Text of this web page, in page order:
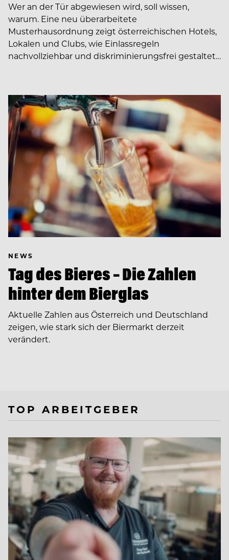
Wer an der Tür abgewiesen wird, soll wissen,
warum. Eine neu überarbeitete
Musterhausordnung zeigt österreichischen Hotels,
Lokalen und Clubs, wie Einlassregeln
nachvollziehbar und diskriminierungsfrei gestaltet…
NEWS
Tag des Bieres – Die Zahlen
hinter dem Bierglas
Aktuelle Zahlen aus Österreich und Deutschland
zeigen, wie stark sich der Biermarkt derzeit
verändert.
TOP ARBEITGEBER